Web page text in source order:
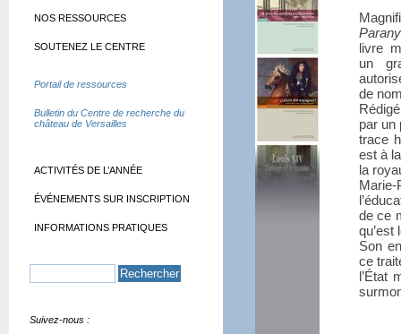
livre
un
de
par un
trace
est à
la
de ce
qu’est
Son
ce
l’État
NOS RESSOURCES
SOUTENEZ LE CENTRE
Portail de ressources
Bulletin du Centre de recherche du
château de Versailles
ACTIVITÉS DE L’ANNÉE
ÉVÉNEMENTS SUR INSCRIPTION
INFORMATIONS PRATIQUES
Suivez-nous :